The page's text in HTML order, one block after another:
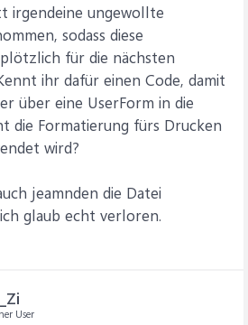
irgendeine ungewollte
sodass diese
für die nächsten
ihr dafür einen Code, damit
über eine UserForm in die
die Formatierung fürs Drucken
wird?
jeamnden die Datei
glaub echt verloren.
User